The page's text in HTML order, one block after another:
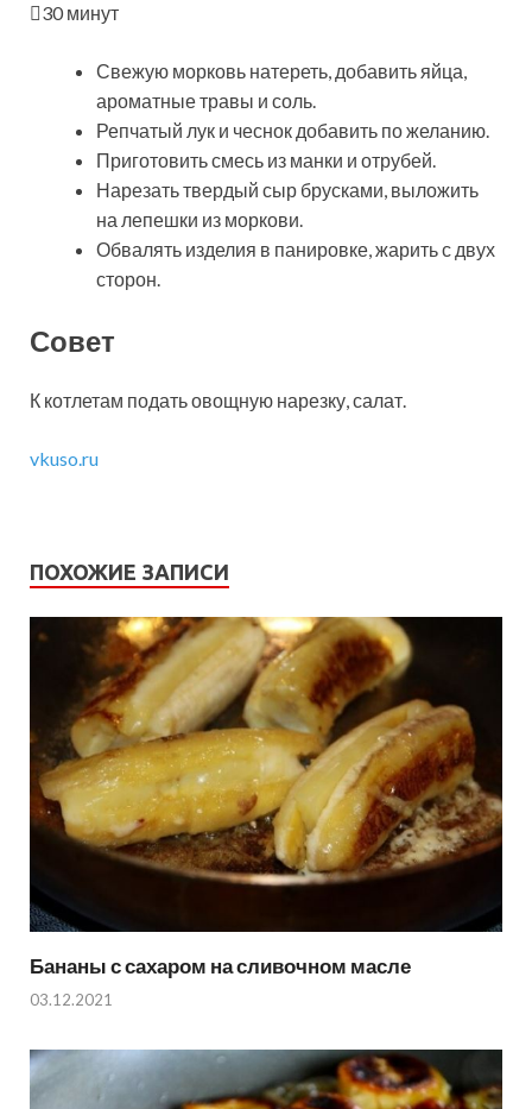
30 минут
Свежую морковь натереть, добавить яйца,
ароматные травы и соль.
Репчатый лук и чеснок добавить по желанию.
Приготовить смесь из манки и отрубей.
Нарезать твердый сыр брусками, выложить
на лепешки из моркови.
Обвалять изделия в панировке, жарить с двух
сторон.
Совет
К котлетам подать овощную нарезку, салат.
vkuso.ru
ПОХОЖИЕ ЗАПИСИ
Бананы с сахаром на сливочном масле
03.12.2021